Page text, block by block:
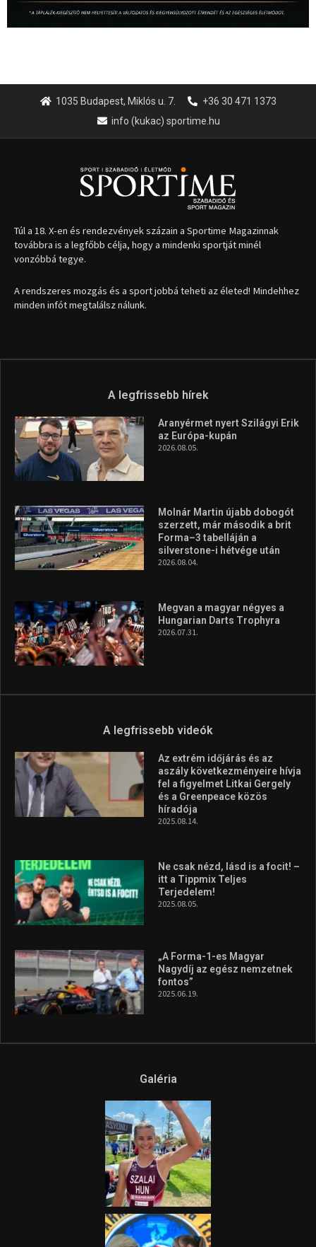
1035 Budapest, Miklós u. 7.
+36 30 471 1373
info (kukac) sportime.hu
Túl a 18. X-en és rendezvények százain a Sportime Magazinnak
továbbra is a legfőbb célja, hogy a mindenki sportját minél
vonzóbbá tegye.
A rendszeres mozgás és a sport jobbá teheti az életed! Mindehhez
minden infót megtalálsz nálunk.
A legfrissebb hírek
Aranyérmet nyert Szilágyi Erik
az Európa-kupán
2026.08.05.
Molnár Martin újabb dobogót
szerzett, már második a brit
Forma–3 tabelláján a
silverstone-i hétvége után
2026.08.04.
Megvan a magyar négyes a
Hungarian Darts Trophyra
2026.07.31.
A legfrissebb videók
Az extrém időjárás és az
aszály következményeire hívja
fel a figyelmet Litkai Gergely
és a Greenpeace közös
híradója
2025.08.14.
Ne csak nézd, lásd is a focit! –
itt a Tippmix Teljes
Terjedelem!
2025.08.05.
„A Forma-1-es Magyar
Nagydíj az egész nemzetnek
fontos”
2025.06.19.
Galéria